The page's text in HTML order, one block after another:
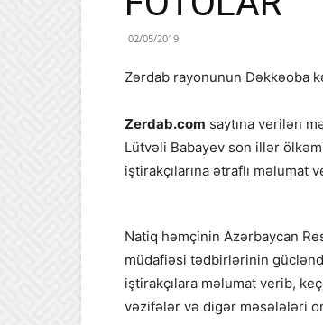
02/05/2019
Zərdab rayonunun Dəkkəoba
Zerdab.com saytına verilən
Lütvəli Babayev son illər
iştirakçılarına ətraflı məlumat
Natiq həmçinin Azərbaycan
müdafiəsi tədbirlərinin
iştirakçılara məlumat verib,
vəzifələr və digər məsələləri